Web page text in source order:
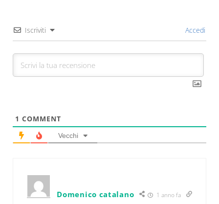
Iscriviti Accedi
1 COMMENT
Vecchi
Domenico catalano 1 anno fa